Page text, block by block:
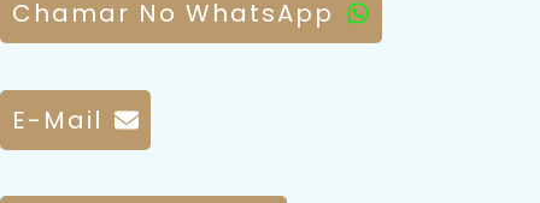
Chamar No WhatsApp
E-Mail